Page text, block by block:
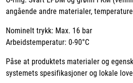
angående andre materialer,
Nominelt trykk: Max. 16 bar
Arbeidstemperatur: 0-90°C
Påse at produktets materialer og
systemets spesifikasjoner og lokale